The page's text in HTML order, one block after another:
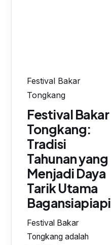
Festival Bakar
Tongkang
Festival Bakar
Tongkang:
Tradisi
Tahunan yang
Menjadi Daya
Tarik Utama
Bagansiapiapi
Festival Bakar
Tongkang adalah